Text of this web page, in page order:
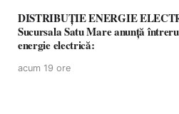
DISTRIBUȚIE ENERGIE
Sucursala Satu Mare anunţă
energie electrică:
acum 19 ore